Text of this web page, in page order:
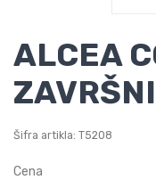
ALCEA
Šifra artikla: T5208
Cena